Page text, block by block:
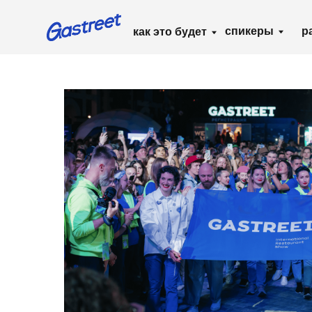
спикеры
как это будет
Главная Почитать